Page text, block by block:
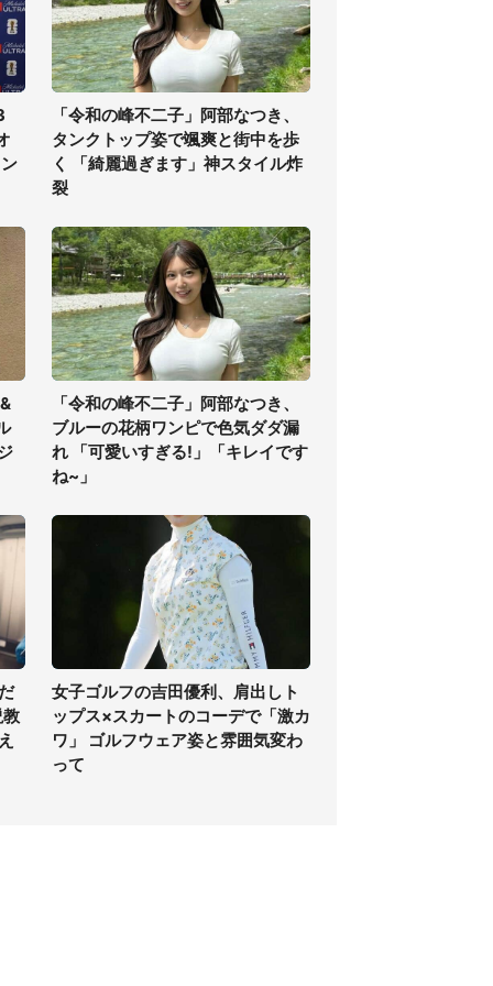
「令和の峰不二子」阿部なつき、
タンクトップ姿で颯爽と街中を歩
く 「綺麗過ぎます」神スタイル炸
裂
「令和の峰不二子」阿部なつき、
ブルーの花柄ワンピで色気ダダ漏
れ 「可愛いすぎる!」「キレイです
ね~」
女子ゴルフの吉田優利、肩出しト
ップス×スカートのコーデで「激カ
ワ」 ゴルフウェア姿と雰囲気変わ
って